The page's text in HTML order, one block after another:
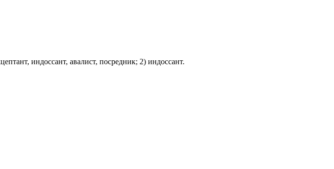
индоссант, авалист, посредник; 2) индоссант.